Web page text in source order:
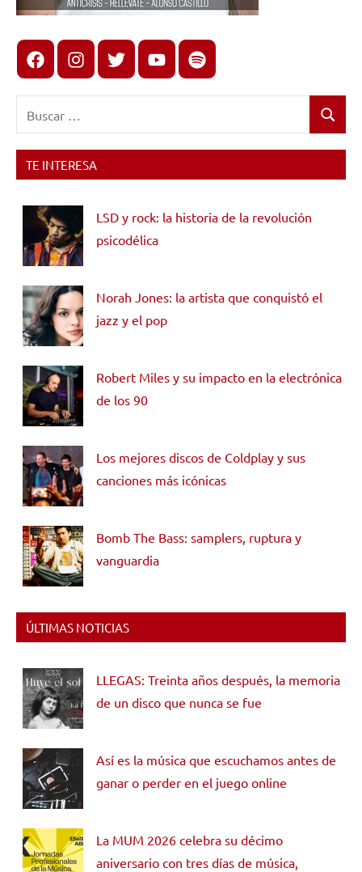
FacebookInstagram
X youtubespotify
Buscar
TE INTERESA
LSD y rock: la historia de la revolución
psicodélica
Norah Jones: la artista que conquistó el
jazz y el pop
Robert Miles y su impacto en la electrónica
de los 90
Los mejores discos de Coldplay y sus
canciones más icónicas
Bomb The Bass: samplers, ruptura y
vanguardia
ÚLTIMAS NOTICIAS
LLEGAS: Treinta años después, la memoria
de un disco que nunca se fue
Así es la música que escuchamos antes de
ganar o perder en el juego online
La MUM 2026 celebra su décimo
aniversario con tres días de música,